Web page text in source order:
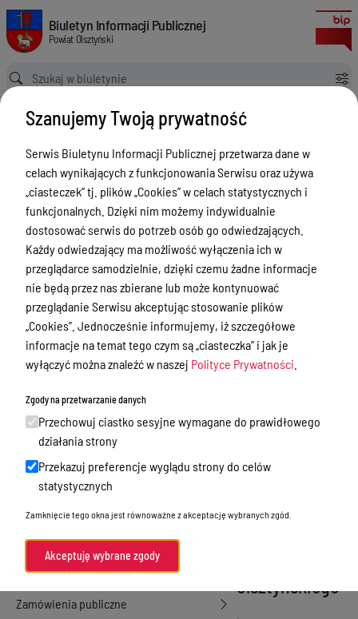
Uchwała w sprawie wprowadzenia zakazu używania jednostek
Biuletyn Informacji Publicznej Powiat Olsztyński
Biuletyn Informacji Publicznej
Powiat Olsztyński
Ścieżka powrotu
Strona główna
Akty prawne
Uchwała w sprawie wprowadzenia zakazu używania jednostek pływających z silnikami spalinowymi na niektórych akwenach wodnych powiatu olsztyńskiego
Akty prawne
Menu Przedmiotowe
Kontakt i telefony w urzędzie
Ogłoszenia
Powiat Olsztyński
Rada Powiatu
Starostwo Powiatowe
Zbycie, użytkowanie wieczyste, najem,
dzierżawa, użyczenie
Sprawy załatwiane w urzędzie
Sprawy załatwiane internetowo
Oświadczenia majątkowe
e-Puap/ e-Doręczenia
Petycje
Praca
Akty prawne
Zamówienia publiczne
Wersja obowiązująca
z dnia26-06-2026
11:00:49
Drukuj
Uchwała w
sprawie
wprowadzenia
zakazu
używania
silnikami
spalinowymi
akwenach
olsztyńskiego
Szanujemy Twoją prywatność
Serwis Biuletynu Informacji Publicznej przetwarza dane w
celach wynikających z funkcjonowania Serwisu oraz używa
„ciasteczek” tj. plików „Cookies” w celach statystycznych i
funkcjonalnych. Dzięki nim możemy indywidualnie
dostosować serwis do potrzeb osób go odwiedzających.
Każdy odwiedzający ma możliwość wyłączenia ich w
przeglądarce samodzielnie, dzięki czemu żadne informacje
nie będą przez nas zbierane lub może kontynuować
przeglądanie Serwisu akceptując stosowanie plików
„Cookies”. Jednocześnie informujemy, iż szczegółowe
informacje na temat tego czym są „ciasteczka” i jak je
wyłączyć można znaleźć w naszej Polityce Prywatności
Zgody na przetwarzanie danych
Przechowuj ciastko sesyjne wymagane do prawidłowego
działania strony
Przekazuj preferencje wyglądu strony do celów
statystycznych
Zamknięcie tego okna jest równoważne z akceptację wybranych zgód.
Akceptuję wybrane zgody